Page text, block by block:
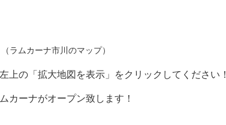
（ラムカーナ市川のマップ）
の「拡大地図を表示」をクリックしてください！
カーナがオープン致します！